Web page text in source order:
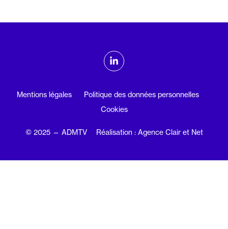
ADMTV sur les réseaux sociaux
Linkedin
Mentions légales
Politique des données personnelles
Cookies
© 2025 — ADMTV Réalisation : Agence Clair et Net